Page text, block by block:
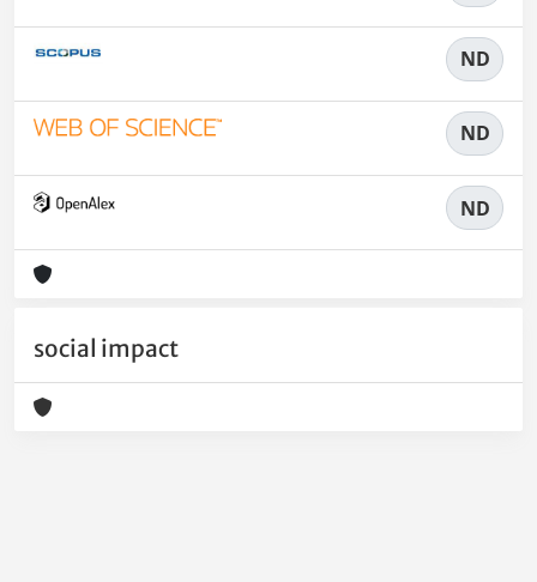
ND
ND
ND
social impact